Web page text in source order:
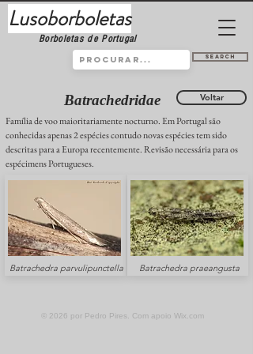
Lusoborboletas
Borboletas de Portugal
Search
Batrachedridae Voltar
Família de voo maioritariamente nocturno. Em Portugal são
conhecidas apenas 2 espécies contudo novas espécies tem sido
descritas para a Europa recentemente. Revisão necessária para os
espécimens Portugueses.
Batrachedra parvulipunctella Batrachedra praeangusta
© 2026 por Pedro Pires. Com apoio Wix.com